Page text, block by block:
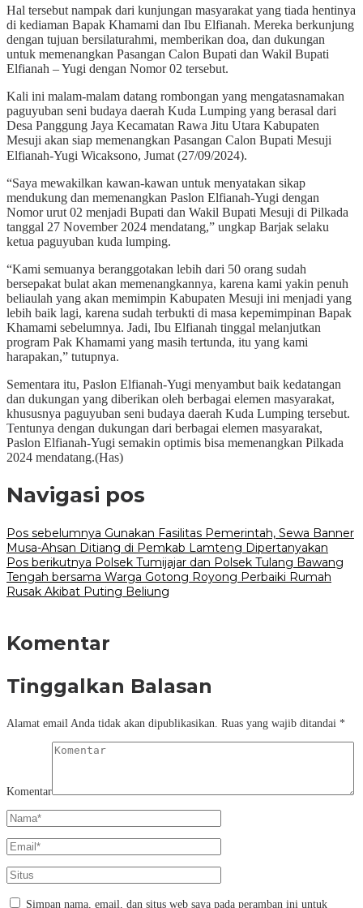
Hal tersebut nampak dari kunjungan masyarakat yang tiada hentinya
di kediaman Bapak Khamami dan Ibu Elfianah. Mereka berkunjung
dengan tujuan bersilaturahmi, memberikan doa, dan dukungan
untuk memenangkan Pasangan Calon Bupati dan Wakil Bupati
Elfianah – Yugi dengan Nomor 02 tersebut.
Kali ini malam-malam datang rombongan yang mengatasnamakan
paguyuban seni budaya daerah Kuda Lumping yang berasal dari
Desa Panggung Jaya Kecamatan Rawa Jitu Utara Kabupaten
Mesuji akan siap memenangkan Pasangan Calon Bupati Mesuji
Elfianah-Yugi Wicaksono, Jumat (27/09/2024).
“Saya mewakilkan kawan-kawan untuk menyatakan sikap
mendukung dan memenangkan Paslon Elfianah-Yugi dengan
Nomor urut 02 menjadi Bupati dan Wakil Bupati Mesuji di Pilkada
tanggal 27 November 2024 mendatang,” ungkap Barjak selaku
ketua paguyuban kuda lumping.
“Kami semuanya beranggotakan lebih dari 50 orang sudah
bersepakat bulat akan memenangkannya, karena kami yakin penuh
beliaulah yang akan memimpin Kabupaten Mesuji ini menjadi yang
lebih baik lagi, karena sudah terbukti di masa kepemimpinan Bapak
Khamami sebelumnya. Jadi, Ibu Elfianah tinggal melanjutkan
program Pak Khamami yang masih tertunda, itu yang kami
harapakan,” tutupnya.
Sementara itu, Paslon Elfianah-Yugi menyambut baik kedatangan
dan dukungan yang diberikan oleh berbagai elemen masyarakat,
khususnya paguyuban seni budaya daerah Kuda Lumping tersebut.
Tentunya dengan dukungan dari berbagai elemen masyarakat,
Paslon Elfianah-Yugi semakin optimis bisa memenangkan Pilkada
2024 mendatang.(Has)
Navigasi pos
Pos sebelumnya Gunakan Fasilitas Pemerintah, Sewa Banner
Musa-Ahsan Ditiang di Pemkab Lamteng Dipertanyakan
Pos berikutnya Polsek Tumijajar dan Polsek Tulang Bawang
Tengah bersama Warga Gotong Royong Perbaiki Rumah
Rusak Akibat Puting Beliung
Komentar
Tinggalkan Balasan
Alamat email Anda tidak akan dipublikasikan. Ruas yang wajib ditandai *
Komentar
Simpan nama, email, dan situs web saya pada peramban ini untuk